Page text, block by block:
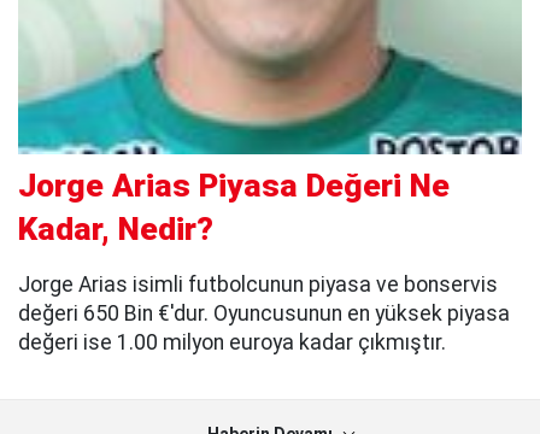
Jorge Arias Piyasa Değeri Ne
Kadar, Nedir?
Jorge Arias isimli futbolcunun piyasa ve bonservis
değeri 650 Bin €'dur. Oyuncusunun en yüksek piyasa
değeri ise 1.00 milyon euroya kadar çıkmıştır.